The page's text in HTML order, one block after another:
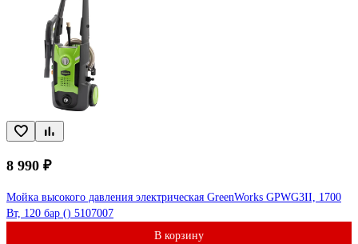
8 990 ₽
Мойка высокого давления электрическая GreenWorks GPWG3II, 1700
Вт, 120 бар () 5107007
В корзину